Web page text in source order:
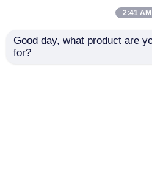
2:41 AM
Good day, what product are
for?